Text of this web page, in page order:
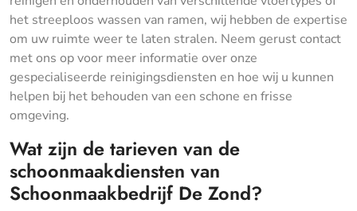
het streeploos wassen van ramen, wij hebben de expertise
om uw ruimte weer te laten stralen. Neem gerust contact
met ons op voor meer informatie over onze
gespecialiseerde reinigingsdiensten en hoe wij u kunnen
helpen bij het behouden van een schone en frisse
omgeving.
Wat zijn de tarieven van de
schoonmaakdiensten van
Schoonmaakbedrijf De Zond?